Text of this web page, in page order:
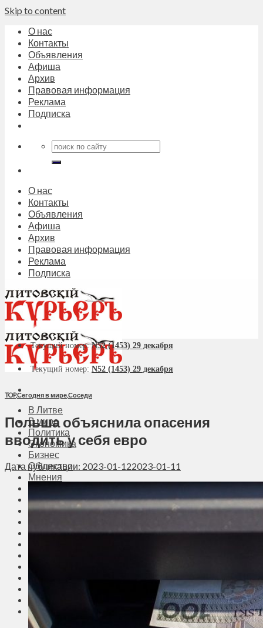
Skip to content
О нас
Контакты
Объявления
Афиша
Архив
Правовая информация
Реклама
Подписка
О нас
Контакты
Объявления
Афиша
Архив
Правовая информация
Реклама
Подписка
В Литве
В мире
Политика
Экономика
Бизнес
Общество
Мнения
Вильнюс
Клайпеда
Висагинас
Соседи
Сейм Литвы
Культура
Больше
Фоторепортаж
Текущий номер:N52 (1453) 29 декабря
Текущий номер: N52 (1453) 29 декабря
TOP,Сегодня в мире,Соседи
Польша объяснила опасения
вводить у себя евро
Дата публикации: 2023-01-122023-01-11